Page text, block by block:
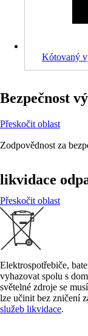
Kótovaný
Bezpečnost
Přeskočit oblast
Zodpovědnost za
likvidace
Přeskočit oblast
Elektrospotřebiče,
vyhazovat spolu s
světelné zdroje se
lze učinit bez zničení
služeb likvidace.